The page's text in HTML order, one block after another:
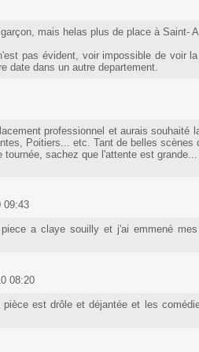
mais helas plus de place à Saint-
pas évident, voir impossible de voir
date dans un autre departement.
professionnel et aurais souhaité
Poitiers... etc. Tant de belles scènes
sachez que l'attente est grande...
09:43
a claye souilly et j'ai emmené
08:20
est drôle et déjantée et les